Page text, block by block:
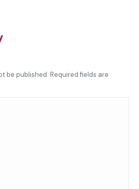
be published. Required fields are